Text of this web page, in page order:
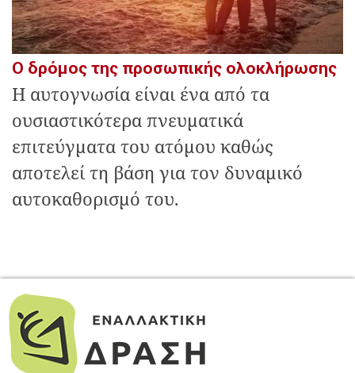
Ο δρόμος της προσωπικής ολοκλήρωσης
Η αυτογνωσία είναι ένα από τα
ουσιαστικότερα πνευματικά
επιτεύγματα του ατόμου καθώς
αποτελεί τη βάση για τον δυναμικό
αυτοκαθορισμό του.